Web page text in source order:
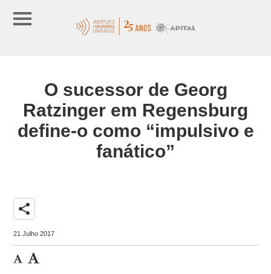
O sucessor de Georg
Ratzinger em Regensburg
define-o como “impulsivo e
fanático”
share
21 Julho 2017